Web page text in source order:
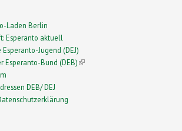
Laden Berlin
Esperanto aktuell
Esperanto-Jugend (DEJ)
Esperanto-Bund (DEB)(link is external)
DEB/ DEJ